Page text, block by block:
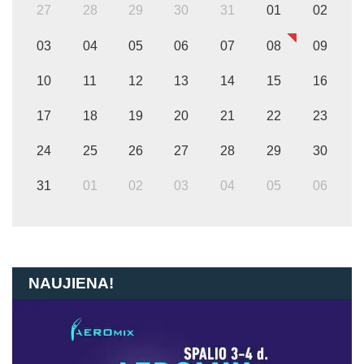
27 28 29 30 31 01 02
03 04 05 06 07 08 09
10 11 12 13 14 15 16
17 18 19 20 21 22 23
24 25 26 27 28 29 30
31 01 02 03 04 05 06
NAUJIENA!